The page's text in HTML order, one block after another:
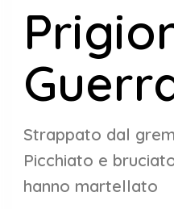
Strappato dal
Picchiato e
hanno martellato